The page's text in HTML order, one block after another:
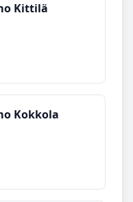
Kittilä
Kokkola